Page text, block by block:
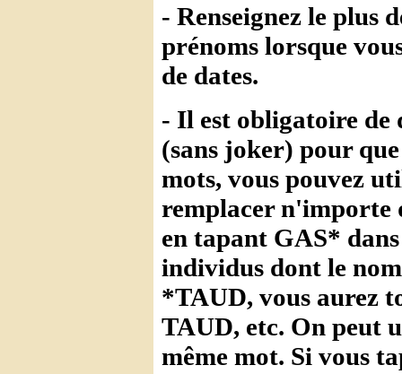
- Renseignez le plus
prénoms lorsque
de dates.
- Il est obligatoire de
(sans joker) pour
mots, vous pouvez
remplacer n'importe
en tapant GAS*
individus dont le
*TAUD, vous aurez
TAUD, etc. On peut
même mot. Si vous